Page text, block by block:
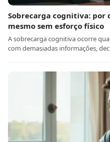
Sobrecarga cognitiva: por
mesmo sem esforço físico
A sobrecarga cognitiva ocorre
com demasiadas informações,